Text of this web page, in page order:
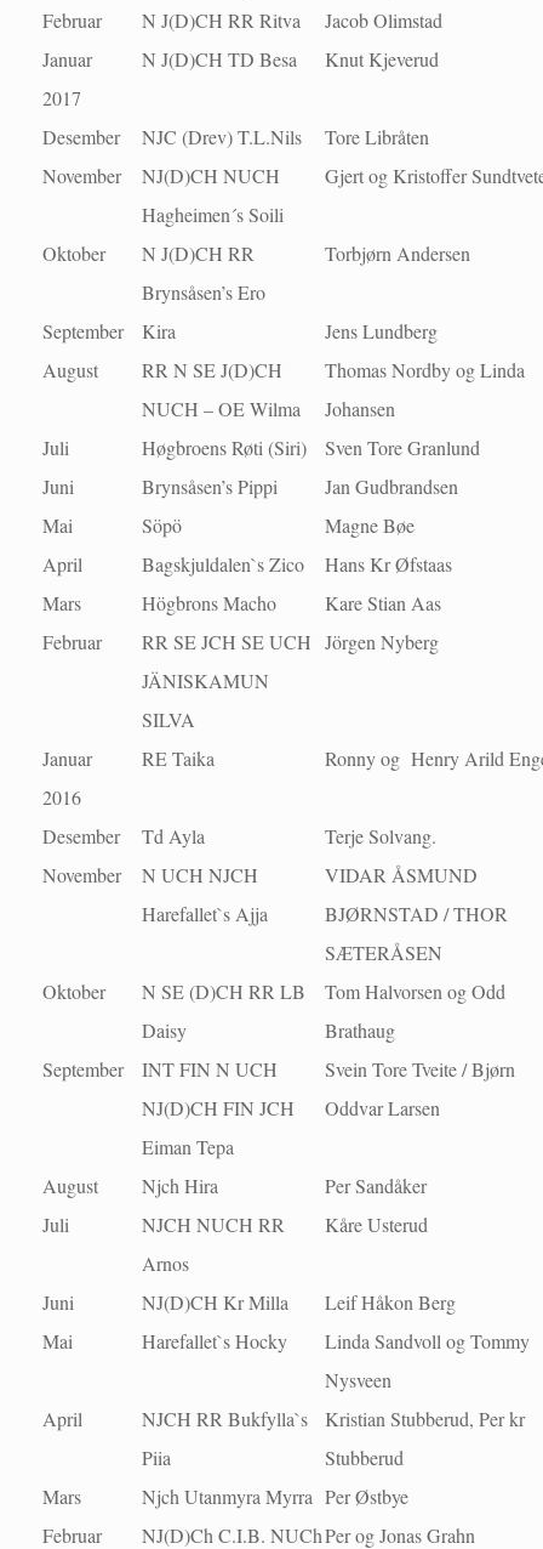
Februar
N J(D)CH RR Ritva
Jacob Olimstad
Januar
N J(D)CH TD Besa
Knut Kjeverud
2017
Desember
NJC (Drev) T.L.Nils
Tore Libråten
November
NJ(D)CH NUCH
Hagheimen´s Soili
Gjert og Kristoffer
Oktober
N J(D)CH RR
Brynsåsen’s Ero
Torbjørn Andersen
September Kira
Jens Lundberg
August
RR N SE J(D)CH
NUCH – OE Wilma
Thomas Nordby og Linda
Johansen
Juli
Høgbroens Røti (Siri)
Sven Tore Granlund
Juni
Brynsåsen’s Pippi
Jan Gudbrandsen
Mai
Söpö
Magne Bøe
April
Bagskjuldalen`s Zico
Hans Kr Øfstaas
Mars
Högbrons Macho
Kare Stian Aas
Februar
RR SE JCH SE UCH
JÄNISKAMUN
SILVA
Jörgen Nyberg
Januar RE Taika
Ronny og Henry Arild
2016
Desember
Td Ayla
Terje Solvang.
November
N UCH NJCH
Harefallet`s Ajja
VIDAR ÅSMUND
BJØRNSTAD / THOR
SÆTERÅSEN
Oktober
N SE (D)CH RR LB
Daisy
Tom Halvorsen og Odd
Brathaug
September
INT FIN N UCH
NJ(D)CH FIN JCH
Eiman Tepa
Svein Tore Tveite / Bjørn
Oddvar Larsen
August Njch Hira
Per Sandåker
Juli
NJCH NUCH RR
Arnos
Kåre Usterud
Juni NJ(D)CH Kr Milla
Leif Håkon Berg
Mai
Harefallet`s Hocky
Linda Sandvoll og Tommy
Nysveen
April
NJCH RR Bukfylla`s
Piia
Kristian Stubberud, Per kr
Stubberud
Mars
Njch Utanmyra Myrra Per Østbye
Februar
NJ(D)Ch C.I.B. NUChPer og Jonas Grahn